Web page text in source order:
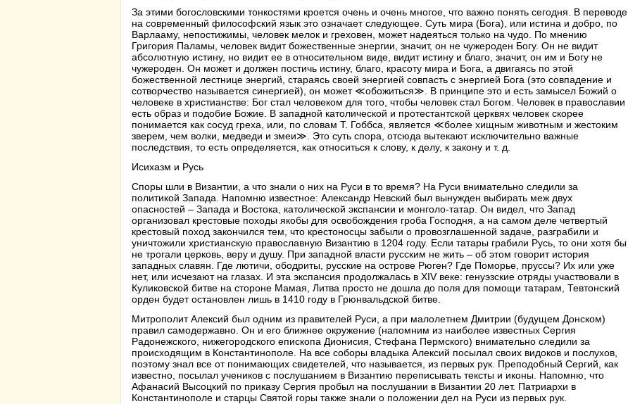
За этими богословскими тонкостями кроется очень и очень многое, что важно понять сегодня. В переводе
на современный философский язык это означает следующее. Суть мира (Бога), или истина и добро, по
Варлааму, непостижимы, человек мелок и греховен, может надеяться только на чудо. По мнению
Григория Паламы, человек видит божественные энергии, значит, он не чужероден Богу. Он не видит
абсолютную истину, но видит ее в относительном виде, видит истину и благо, значит, он им и Богу не
чужероден. Он может и должен постичь истину, благо, красоту мира и Бога, а двигаясь по этой
божественной лестнице энергий, стараясь своей энергией совпасть с энергией Бога (это совпадение и
сотворчество называется синергией), он может ≪обожиться≫. В принципе это и есть замысел Божий о
человеке в христианстве: Бог стал человеком для того, чтобы человек стал Богом. Человек в православии
есть образ и подобие Божие. В западной католической и протестантской церквях человек скорее
понимается как сосуд греха, или, по словам Т. Гоббса, является ≪более хищным животным и жестоким
зверем, чем волки, медведи и змеи≫. Это суть спора, отсюда вытекают исключительно важные
последствия, то есть определяется, как относиться к слову, к делу, к закону и т. д.
Исихазм и Русь
Споры шли в Византии, а что знали о них на Руси в то время? На Руси внимательно следили за
политикой Запада. Напомню известное: Александр Невский был вынужден выбирать меж двух
опасностей – Запада и Востока, католической экспансии и монголо-татар. Он видел, что Запад
организовал крестовые походы якобы для освобождения гроба Господня, а на самом деле четвертый
крестовый поход закончился тем, что крестоносцы забыли о провозглашенной задаче, разграбили и
уничтожили христианскую православную Византию в 1204 году. Если татары грабили Русь, то они хотя бы
не трогали церковь, веру и душу. При западной власти русским не жить – об этом говорит история
западных славян. Где лютичи, ободриты, русские на острове Рюген? Где Поморье, пруссы? Их или уже
нет, или исчезают на глазах. И эта экспансия продолжалась в XIV веке: генуэзские отряды участвовали в
Куликовской битве на стороне Мамая, Литва просто не дошла до поля для помощи татарам, Тевтонский
орден будет остановлен лишь в 1410 году в Грюнвальдской битве.
Митрополит Алексий был одним из правителей Руси, а при малолетнем Дмитрии (будущем Донском)
правил самодержавно. Он и его ближнее окружение (напомним из наиболее известных Сергия
Радонежского, нижегородского епископа Дионисия, Стефана Пермского) внимательно следили за
происходящим в Константинополе. На все соборы владыка Алексий посылал своих видоков и послухов,
поэтому знал все от понимающих свидетелей, что называется, из первых рук. Преподобный Сергий, как
известно, посылал учеников с послушанием в Византию переписывать тексты и иконы. Напомню, что
Афанасий Высоцкий по приказу Сергия пробыл на послушании в Византии 20 лет. Патриархи в
Константинополе и старцы Святой горы также знали о положении дел на Руси из первых рук.